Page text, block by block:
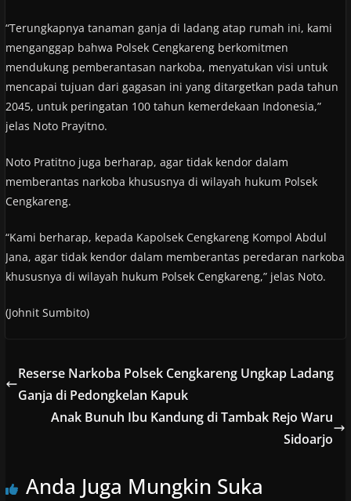
“Terungkapnya tanaman ganja di ladang atap rumah ini, kami
menganggap bahwa Polsek Cengkareng berkomitmen
mendukung pemberantasan narkoba, menyatukan visi untuk
mencapai tujuan dari gagasan ini yang ditargetkan pada tahun
2045, untuk peringatan 100 tahun kemerdekaan Indonesia,”
jelas Noto Prayitno.
Noto Pratitno juga berharap, agar tidak kendor dalam
memberantas narkoba khususnya di wilayah hukum Polsek
Cengkareng.
“Kami berharap, kepada Kapolsek Cengkareng Kompol Abdul
Jana, agar tidak kendor dalam memberantas peredaran narkoba
khususnya di wilayah hukum Polsek Cengkareng,” jelas Noto.
(Johnit Sumbito)
Reserse Narkoba Polsek Cengkareng Ungkap Ladang
Ganja di Pedongkelan Kapuk
Anak Bunuh Ibu Kandung di Tambak Rejo Waru
Sidoarjo
Anda Juga Mungkin Suka